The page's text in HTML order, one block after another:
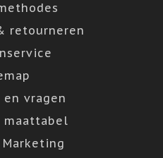
retourneren
vragen
maattabel